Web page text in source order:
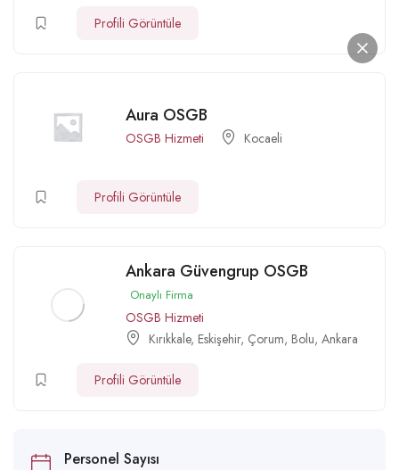
Profili Görüntüle
Aura OSGB
OSGB Hizmeti Kocaeli
Profili Görüntüle
Ankara Güvengrup OSGB
Onaylı Firma
OSGB Hizmeti
Kırıkkale, Eskişehir, Çorum, Bolu, Ankara
Profili Görüntüle
Personel Sayısı